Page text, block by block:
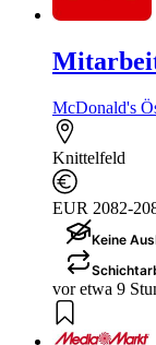
McDonald's
Knittelfeld
EUR 2082-
Keine
vor etwa 9